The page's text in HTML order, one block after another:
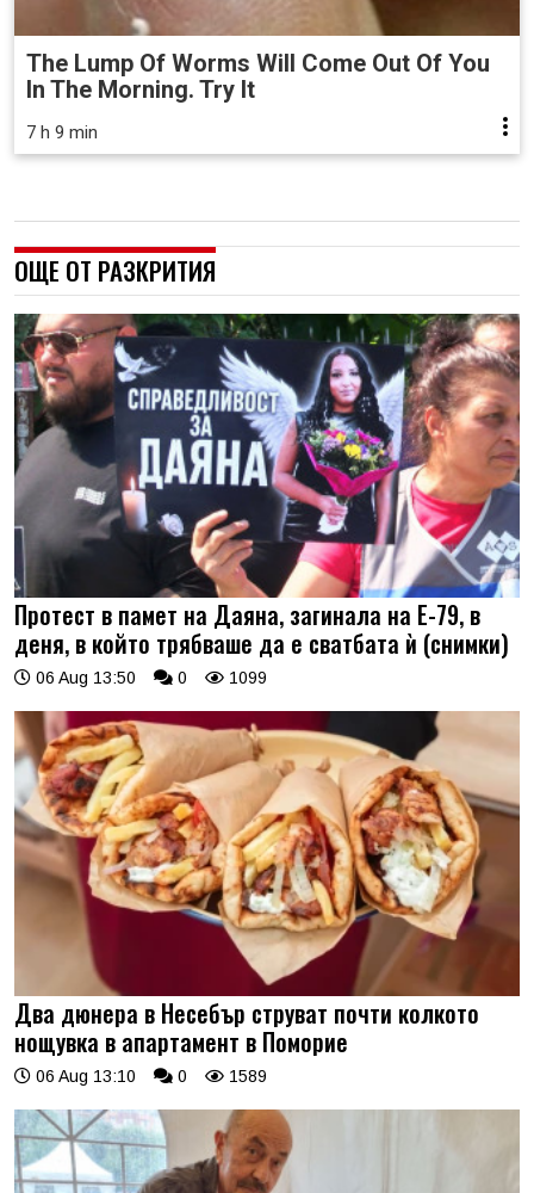
The Lump Of Worms Will Come Out Of You
In The Morning. Try It
7 h 9 min
ОЩЕ ОТ РАЗКРИТИЯ
Протест в памет на Даяна, загинала на Е-79, в
деня, в който трябваше да е сватбата ѝ (снимки)
06 Aug 13:50 0 1099
Два дюнера в Несебър струват почти колкото
нощувка в апартамент в Поморие
06 Aug 13:10 0 1589